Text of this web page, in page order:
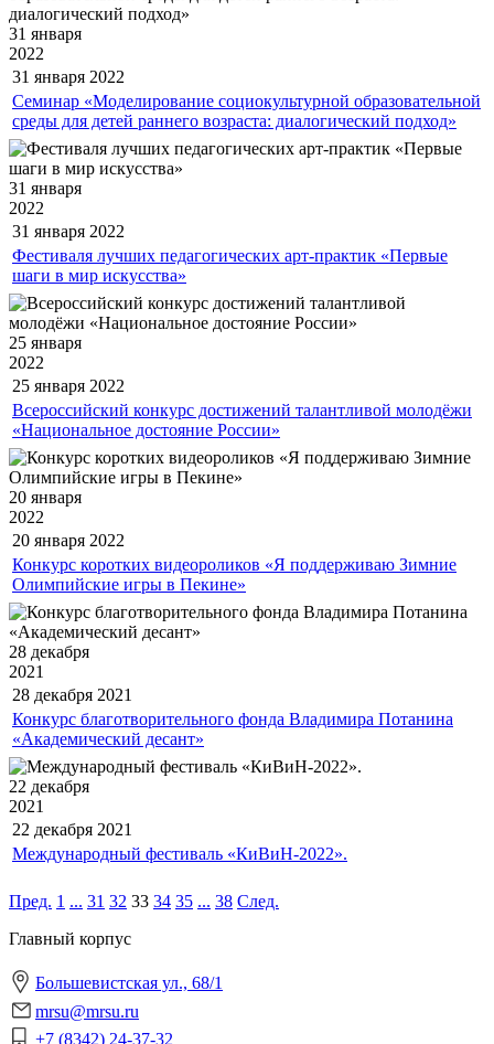
31 января
2022
31 января 2022
Семинар «Моделирование социокультурной образовательной
среды для детей раннего возраста: диалогический подход»
31 января
2022
31 января 2022
Фестиваля лучших педагогических арт-практик «Первые
шаги в мир искусства»
25 января
2022
25 января 2022
Всероссийский конкурс достижений талантливой молодёжи
«Национальное достояние России»
20 января
2022
20 января 2022
Конкурс коротких видеороликов «Я поддерживаю Зимние
Олимпийские игры в Пекине»
28 декабря
2021
28 декабря 2021
Конкурс благотворительного фонда Владимира Потанина
«Академический десант»
22 декабря
2021
22 декабря 2021
Международный фестиваль «КиВиН-2022».
Пред. 1 ... 31 32 33 34 35 ... 38 След.
Главный корпус
Большевистская ул., 68/1
mrsu@mrsu.ru
+7 (8342) 24-37-32